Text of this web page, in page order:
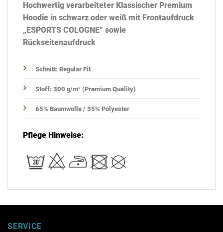
Hochwertig verarbeiteter Klassischer Premium
Hoodie in schwarz oder weiß mit Frontaufdruck
„ESPORTS COLOGNE“ sowie
Rückseitenaufdruck
Schnitt: Regular Fit
Stoff: 300 g/m² (Premium Quality)
65% Baumwolle / 35% Polyester
Pflege Hinweise:
SERVICE